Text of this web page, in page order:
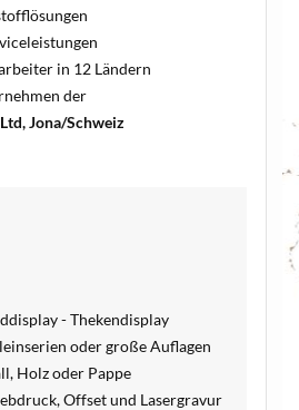
in 12 Ländern
der
Jona/Schweiz
- Thekendisplay
oder große Auflagen
Holz oder Pappe
Offset und Lasergravur